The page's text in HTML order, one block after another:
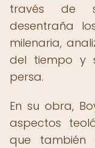
través de
desentraña
milenaria,
del tiempo y
persa.
En su obra,
aspectos
que también